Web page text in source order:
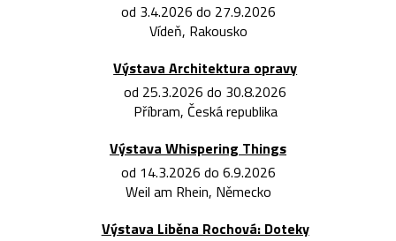
od 3.4.2026 do 27.9.2026
Vídeň, Rakousko
Výstava Architektura opravy
od 25.3.2026 do 30.8.2026
Příbram, Česká republika
Výstava Whispering Things
od 14.3.2026 do 6.9.2026
Weil am Rhein, Německo
Výstava Liběna Rochová: Doteky